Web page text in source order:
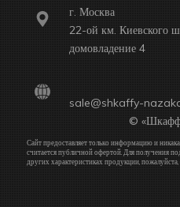
г. Москва
22-ой км. Киевского
домовладение 4
sale@shkaffy-
©
Сайт предоставляет только информацию и
считается публичной офертой. Для получения
других характеристиках продукции,